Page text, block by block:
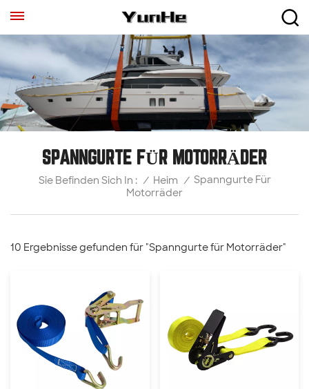
SPANNGURTE FÜR MOTORRÄDER
Sie Befinden Sich In : / Heim / Spanngurte Für
Motorräder
10 Ergebnisse gefunden für "Spanngurte für Motorräder"